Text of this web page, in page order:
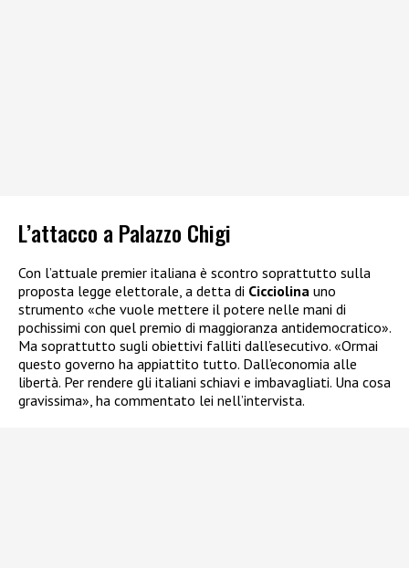
L’attacco a Palazzo Chigi
Con l’attuale premier italiana è scontro soprattutto sulla
proposta legge elettorale, a detta di Cicciolina uno
strumento «che vuole mettere il potere nelle mani di
pochissimi con quel premio di maggioranza antidemocratico».
Ma soprattutto sugli obiettivi falliti dall’esecutivo. «Ormai
questo governo ha appiattito tutto. Dall’economia alle
libertà. Per rendere gli italiani schiavi e imbavagliati. Una cosa
gravissima», ha commentato lei nell’intervista.